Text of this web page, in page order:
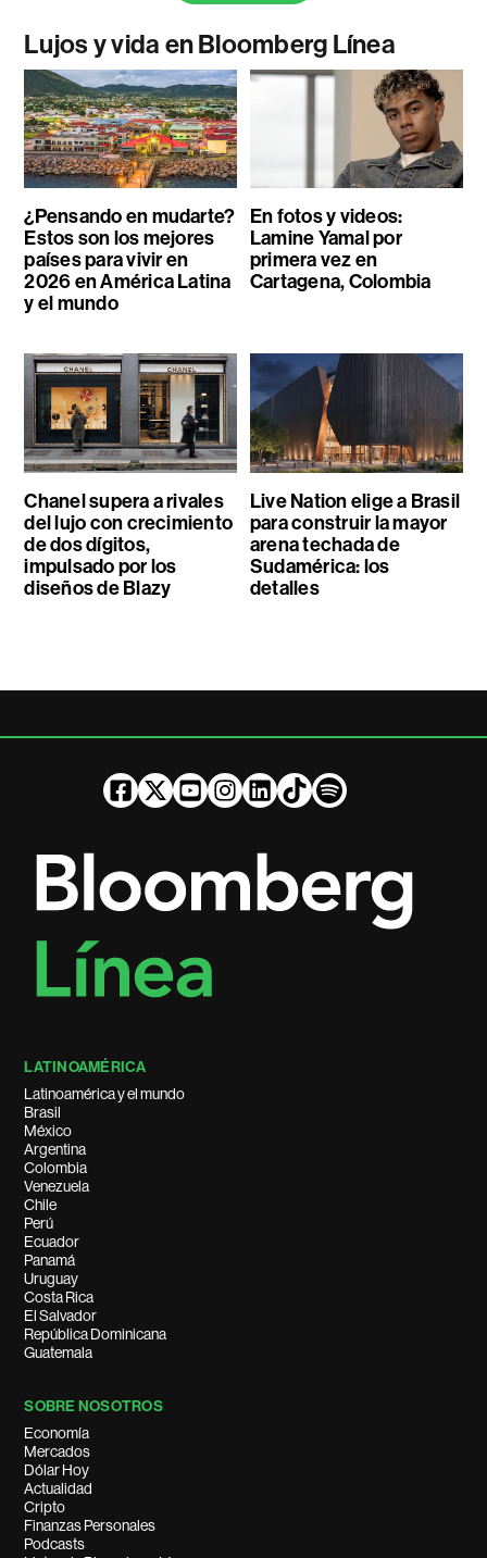
Lujos y vida en Bloomberg Línea
¿Pensando en mudarte?
Estos son los mejores
países para vivir en
2026 en América Latina
y el mundo
En fotos y videos:
Lamine Yamal por
primera vez en
Cartagena, Colombia
Chanel supera a rivales
del lujo con crecimiento
de dos dígitos,
impulsado por los
diseños de Blazy
Live Nation elige a Brasil
para construir la mayor
arena techada de
Sudamérica: los
detalles
LATINOAMÉRICA
Latinoamérica y el mundo
Brasil
México
Argentina
Colombia
Venezuela
Chile
Perú
Ecuador
Panamá
Uruguay
Costa Rica
El Salvador
República Dominicana
Guatemala
SOBRE NOSOTROS
Economía
Mercados
Dólar Hoy
Actualidad
Cripto
Finanzas Personales
Podcasts